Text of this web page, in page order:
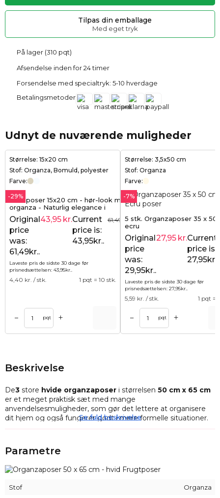
Tilpas din emballage
Med eget tryk
På lager (310 pqt)
Afsendelse inden for 24 timer
Forsendelse med specialtryk: 5-10 hverdage
Betalingsmetoder
Udnyt de nuværende muligheder
Størrelse: 15x20 cm
Stof: Organza, Bomuld, polyester
Farve:
-29%
Gaveposer 15x20 cm - hør-look med
organza - Naturlig elegance i
moderne form (10 stk.)
61,49 kr.
Original
price
was:
61,49kr..
43,95 kr.Current
price is:
43,95kr..
Laveste pris de sidste 30 dage før
prisnedsættelsen: 43,95kr..
4,40 kr. / stk. 1 pqt = 10 stk.
– pqt +
Størrelse: 3,5x50 cm
Stof: Organza
Farve:
-7%
5 stk. Organzaposer 35 x 50
ecru
Original
price
was:
29,95kr..
27,95 kr.Current
price is:
27,95kr..
Laveste pris de sidste 30 dage før
prisnedsættelsen: 27,95kr..
5,59 kr. / stk. 1 pqt =
– pqt +
Beskrivelse
De3 store hvide organzaposer i størrelsen 50 cm x 65 cm
er et meget praktisk sæt med mange
anvendelsesmuligheder, som gør det lettere at organisere
dit hjem og også fungerer godt i mere formelle situationer.
Enposeer en praktisk måde at opbevare ting på, men
ødelægge lukningen og er simpelthen kedelige - organza-
hvilket gør dem perfekte som gavebeholder til
f.eks. firmaarrangementer. Denne størrelse giver dig også
Se fuld beskrivelse
Parametre
Stof
Organza